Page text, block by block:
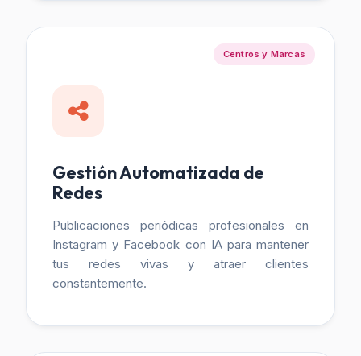
Centros y Marcas
Gestión Automatizada de
Redes
Publicaciones periódicas profesionales en
Instagram y Facebook con IA para mantener
tus redes vivas y atraer clientes
constantemente.